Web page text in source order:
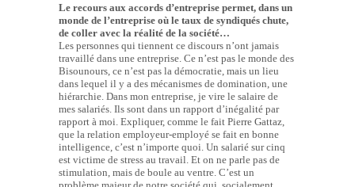
Le recours aux accords d’entreprise permet, dans un
monde de l’entreprise où le taux de syndiqués chute,
de coller avec la réalité de la société…
Les personnes qui tiennent ce discours n’ont jamais
travaillé dans une entreprise. Ce n’est pas le monde des
Bisounours, ce n’est pas la démocratie, mais un lieu
dans lequel il y a des mécanismes de domination, une
hiérarchie. Dans mon entreprise, je vire le salaire de
mes salariés. Ils sont dans un rapport d’inégalité par
rapport à moi. Expliquer, comme le fait Pierre Gattaz,
que la relation employeur-employé se fait en bonne
intelligence, c’est n’importe quoi. Un salarié sur cinq
est victime de stress au travail. Et on ne parle pas de
stimulation, mais de boule au ventre. C’est un